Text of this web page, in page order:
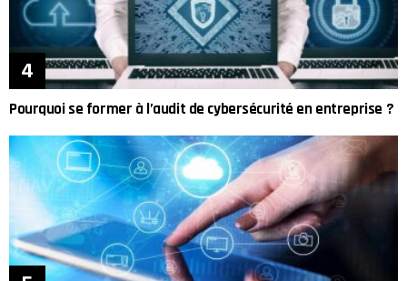
Pourquoi se former à l’audit de cybersécurité en entreprise ?